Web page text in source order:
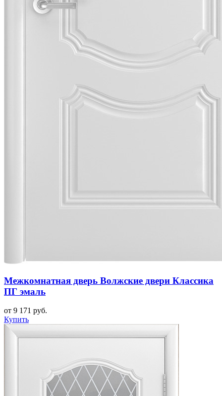
Межкомнатная дверь Волжские двери Классика
ПГ эмаль
от 9 171 руб.
Купить